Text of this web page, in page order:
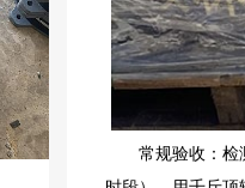
常规验收：检